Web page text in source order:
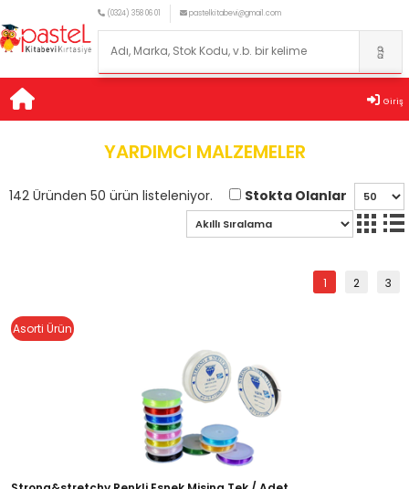
(0324) 358 06 01 pastelkitabevi@gmail.com
Giriş
YARDIMCI MALZEMELER
142 Üründen 50 ürün listeleniyor. Stokta Olanlar
1 2 3
Asorti Ürün